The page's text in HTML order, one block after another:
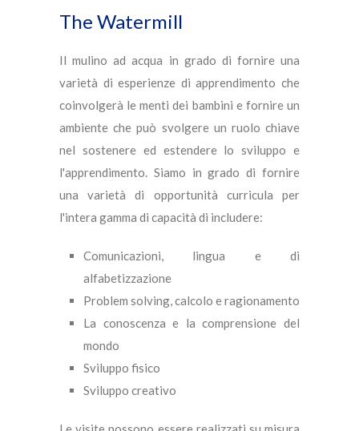
The Watermill
Il mulino ad acqua in grado di fornire una
varietà di esperienze di apprendimento che
coinvolgerà le menti dei bambini e fornire un
ambiente che può svolgere un ruolo chiave
nel sostenere ed estendere lo sviluppo e
l'apprendimento. Siamo in grado di fornire
una varietà di opportunità curricula per
l'intera gamma di capacità di includere:
Comunicazioni, lingua e di
alfabetizzazione
Problem solving, calcolo e ragionamento
La conoscenza e la comprensione del
mondo
Sviluppo fisico
Sviluppo creativo